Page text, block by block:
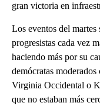
gran victoria en
Los eventos del martes
progresistas cada vez
haciendo más por su
demócratas
Virginia Occidental o
que no estaban más